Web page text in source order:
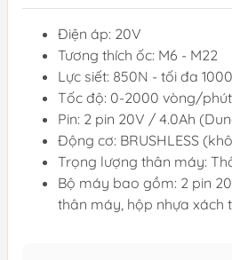
Điện áp: 20V
Tương thích ốc: M6 - M22
Lực siết: 850N - tối đa
Tốc độ: 0-2000 vòng/phút
Pin: 2 pin 20V / 4.0Ah
Động cơ: BRUSHLESS
Trọng lượng thân máy:
Bộ máy bao gồm: 2 pin
thân máy, hộp nhựa xách